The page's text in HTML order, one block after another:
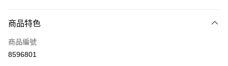
全家線上支付
運送方式
商品特色
商品編號
8596801